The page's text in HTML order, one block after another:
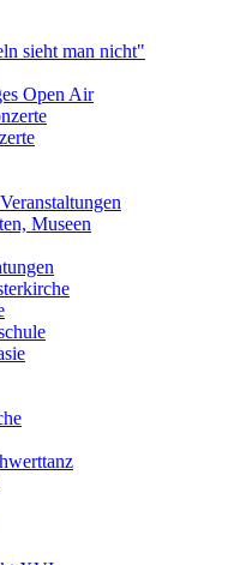
sieht man nicht"
Open Air
Museen